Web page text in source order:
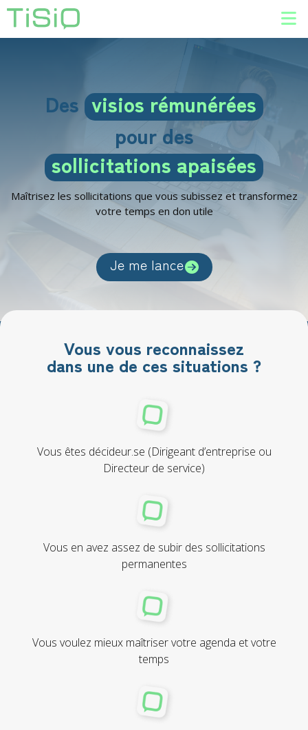
Des visios rémunérées
pour des
sollicitations apaisées
Maîtrisez les sollicitations que vous subissez et transformez
votre temps en don utile
Je me lance
Vous vous reconnaissez
dans une de ces situations ?
Vous êtes décideur.se (Dirigeant d’entreprise ou
Directeur de service)
Vous en avez assez de subir des sollicitations
permanentes
Vous voulez mieux maîtriser votre agenda et votre
temps